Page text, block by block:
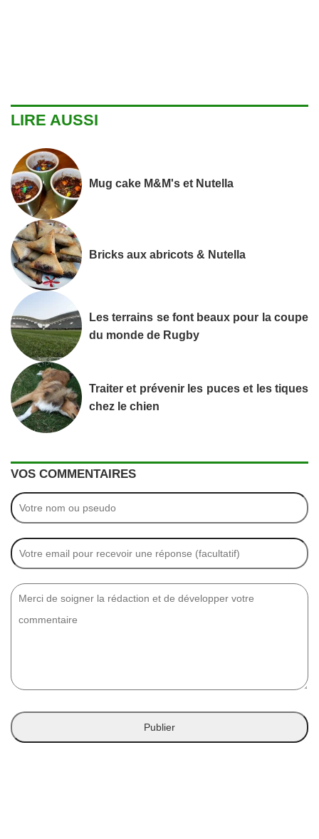
LIRE AUSSI
Mug cake M&M's et Nutella
Bricks aux abricots & Nutella
Les terrains se font beaux pour la coupe
du monde de Rugby
Traiter et prévenir les puces et les tiques
chez le chien
VOS COMMENTAIRES